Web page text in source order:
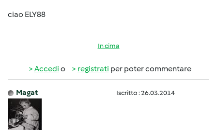
ciao ELY88
In cima
Accedi o registrati per poter commentare
Magat Iscritto : 26.03.2014